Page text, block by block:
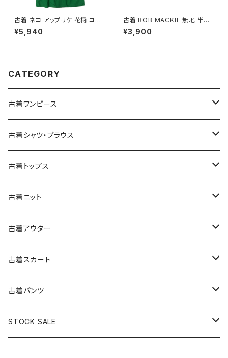
古着 ネコ アップリケ 花柄 コッ
トン ミニ丈 半袖 ワンピース 緑
(oa2607077)
¥5,940
古着 BOB MACKIE 無地 半袖
ニット マスタード 黄 (ttu25090
76)
¥3,900
CATEGORY
古着ワンピース
古着長袖ワンピース
古着半袖ワンピース
古着ノースリーブワンピース
古着キャミソールワンピース
古着ベアトップワンピース
古着オールインワン
古着オーバーオール
古着シャツ・ブラウス
古着長袖シャツ・ブラウス
古着半袖シャツ・ブラウス
古着ノースリーブシャツ・ブラウス
古着トップス
古着スウェット&パーカー
古着スウェット
古着パーカー
古着プルオーバー
古着長袖プルオーバー
古着半袖プルオーバー
古着Ｔシャツ
古着長袖Ｔシャツ
古着半袖Ｔシャツ
古着ベスト
古着キャミソール
古着ニット
古着セーター
古着カーディガン
古着半袖ニット
古着ニットアウター
古着アウター
古着ライトジャケット
古着ライトコート
古着ヘビージャケット
古着スカート
古着ロング丈スカート (丈76cm-)
古着膝丈スカート (丈56-75cm)
古着パンツ
古着ロング丈パンツ
STOCK SALE